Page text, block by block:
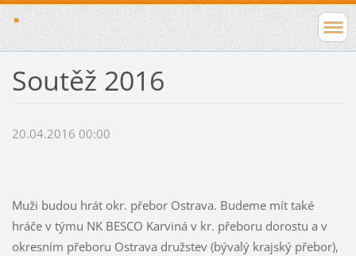
Soutěž 2016
20.04.2016 00:00
Muži budou hrát okr. přebor Ostrava. Budeme mít také
hráče v týmu NK BESCO Karviná v kr. přeboru dorostu a v
okresním přeboru Ostrava družstev (bývalý krajský přebor),